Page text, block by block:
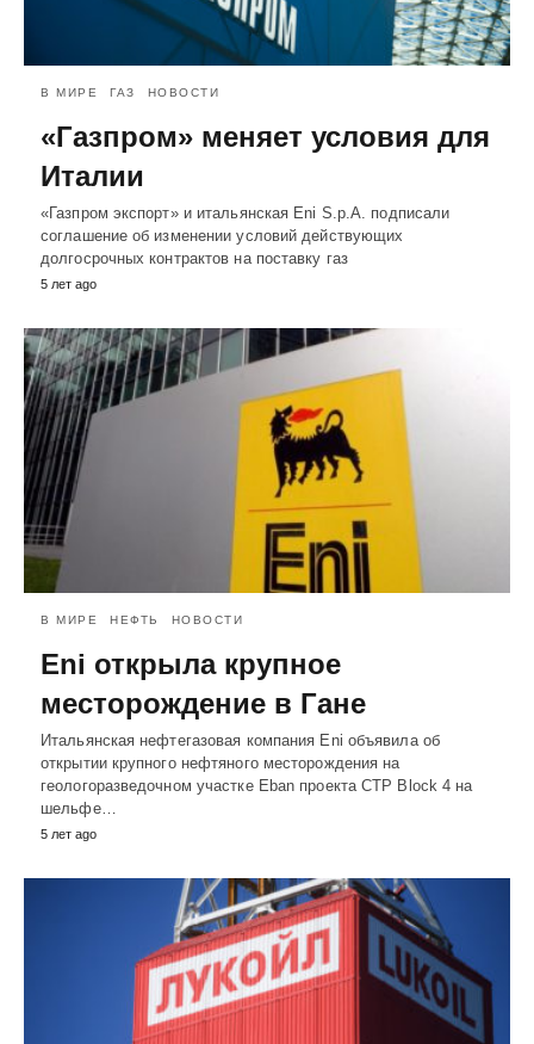
В МИРЕ ГАЗ НОВОСТИ
«Газпром» меняет условия для
Италии
«Газпром экспорт» и итальянская Eni S.p.A. подписали
соглашение об изменении условий действующих
долгосрочных контрактов на поставку газ
5 лет ago
В МИРЕ НЕФТЬ НОВОСТИ
Eni открыла крупное
месторождение в Гане
Итальянская нефтегазовая компания Eni объявила об
открытии крупного нефтяного месторождения на
геологоразведочном участке Eban проекта CTP Block 4 на
шельфе…
5 лет ago